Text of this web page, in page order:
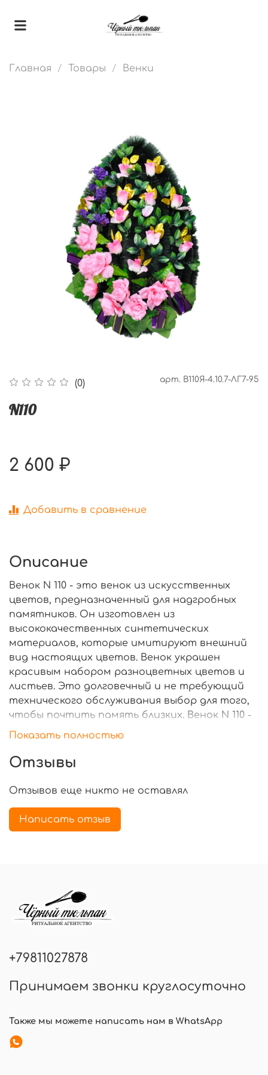
Главная Товары Венки
(0) арт. В110Я-4.10.7-ЛГ7-95
N110
2 600 ₽
Добавить в сравнение
Описание
Венок N 110 - это венок из искусственных
цветов, предназначенный для надгробных
памятников. Он изготовлен из
высококачественных синтетических
материалов, которые имитируют внешний
вид настоящих цветов. Венок украшен
красивым набором разноцветных цветов и
листьев. Это долговечный и не требующий
технического обслуживания выбор для того,
чтобы почтить память близких. Венок N 110 -
это дань уважения к памятному событию.
Показать полностью
Отзывы
Отзывов еще никто не оставлял
Написать отзыв
+79811027878
Принимаем звонки круглосуточно
Также мы можете написать нам в WhatsApp